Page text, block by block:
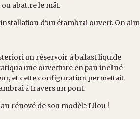
abattre le mât.
d'un étambrai ouvert. On
un réservoir à ballast liquide
une ouverture en pan incliné
et cette configuration permettait
à travers un pont.
rénové de son modèle Lilou !